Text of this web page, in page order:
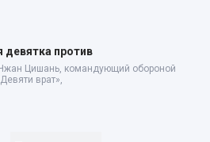
девятка против
Цишань, командующий обороной
врат»,